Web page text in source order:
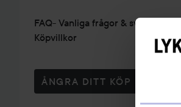
FAQ- Vanliga frågor & svar
Köpvillkor
ÅNGRA DITT KÖP